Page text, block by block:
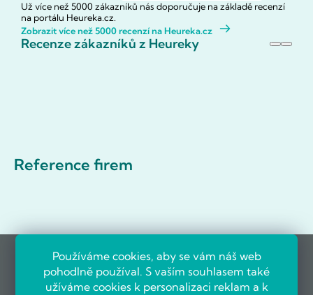
Používáme cookies, aby se vám náš web
pohodlně používal. S vaším souhlasem také
užíváme cookies k personalizaci reklam a k
Už více než 5000 zákazníků nás doporučuje na základě recenzí
na portálu Heureka.cz.
Zobrazit více než 5000 recenzí na Heureka.cz
Recenze zákazníků z Heureky
Reference firem